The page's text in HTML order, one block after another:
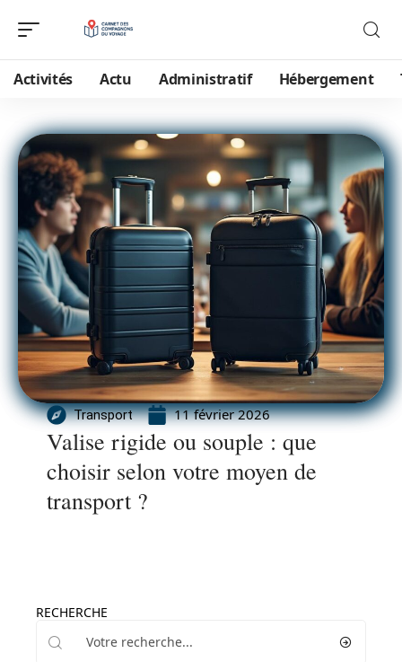
Activités Actu Administratif Hébergement
Transport 11 février 2026
Valise rigide ou souple : que
choisir selon votre moyen de
transport ?
RECHERCHE